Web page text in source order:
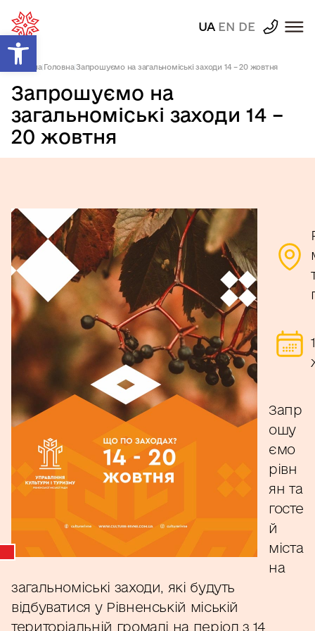
Відкрити Панель інструментів
UA EN DE
Головна| Головна|Запрошуємо на загальноміські заходи 14 – 20 жовтня
Запрошуємо на
загальноміські заходи 14 –
20 жовтня
Запр
ошу
ємо
рівн
ян та
госте
й
міста
на
загальноміські заходи, які будуть
відбуватися у Рівненській міській
територіальній громаді на період з 14